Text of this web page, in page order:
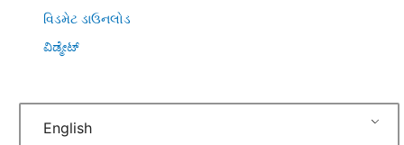
વિડમેટ ડાઉનલોડ
ವಿಡ್ಮೇಟ್
English